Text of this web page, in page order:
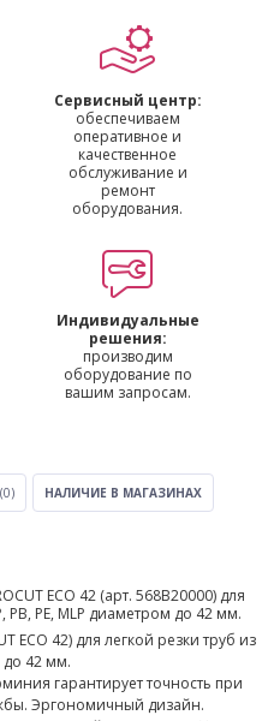
Сервисный центр:
обеспечиваем
оперативное и
качественное
обслуживание и
ремонт
оборудования.
Индивидуальные
решения:
производим
оборудование по
вашим запросам.
(0) НАЛИЧИЕ В МАГАЗИНАХ
ECO 42 (арт. 568B20000) для
PB, PE, MLP диаметром до 42 мм.
42) для легкой резки труб из
до 42 мм.
гарантирует точность при
Эргономичный дизайн.